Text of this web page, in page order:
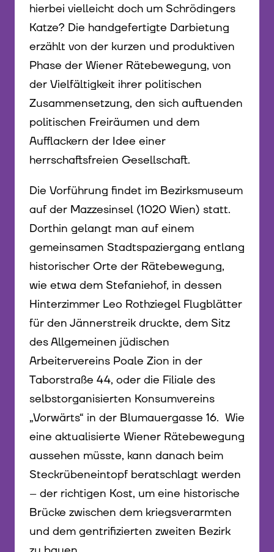
hierbei vielleicht doch um Schrödingers
Katze? Die handgefertigte Darbietung
erzählt von der kurzen und produktiven
Phase der Wiener Rätebewegung, von
der Vielfältigkeit ihrer politischen
Zusammensetzung, den sich auftuenden
politischen Freiräumen und dem
Aufflackern der Idee einer
herrschaftsfreien Gesellschaft.
Die Vorführung findet im Bezirksmuseum
auf der Mazzesinsel (1020 Wien) statt.
Dorthin gelangt man auf einem
gemeinsamen Stadtspaziergang entlang
historischer Orte der Rätebewegung,
wie etwa dem Stefaniehof, in dessen
Hinterzimmer Leo Rothziegel Flugblätter
für den Jännerstreik druckte, dem Sitz
des Allgemeinen jüdischen
Arbeitervereins Poale Zion in der
Taborstraße 44, oder die Filiale des
selbstorganisierten Konsumvereins
„Vorwärts“ in der Blumauergasse 16. Wie
eine aktualisierte Wiener Rätebewegung
aussehen müsste, kann danach beim
Steckrübeneintopf beratschlagt werden
– der richtigen Kost, um eine historische
Brücke zwischen dem kriegsverarmten
und dem gentrifizierten zweiten Bezirk